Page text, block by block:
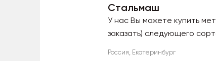
Стальмаш
У нас Вы можете купить
заказать) следующего
Россия, Екатеринбург